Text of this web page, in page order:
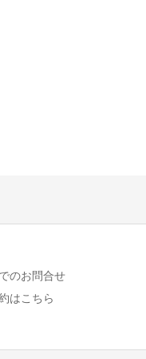
のお問合せ
はこちら